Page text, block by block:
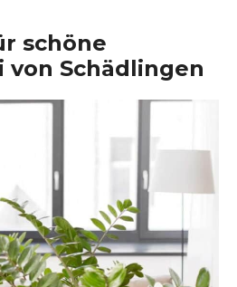
schöne
von Schädlingen